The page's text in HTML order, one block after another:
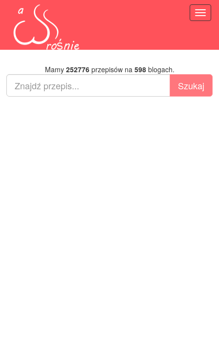
Mamy 252776przepisów na 598blogach.